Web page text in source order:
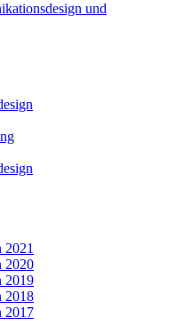
und
2021
2020
2019
2018
2017